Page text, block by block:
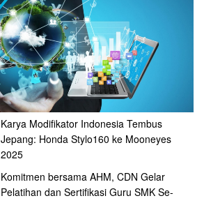
Karya Modifikator Indonesia Tembus
Jepang: Honda Stylo160 ke Mooneyes
2025
Komitmen bersama AHM, CDN Gelar
Pelatihan dan Sertifikasi Guru SMK Se-